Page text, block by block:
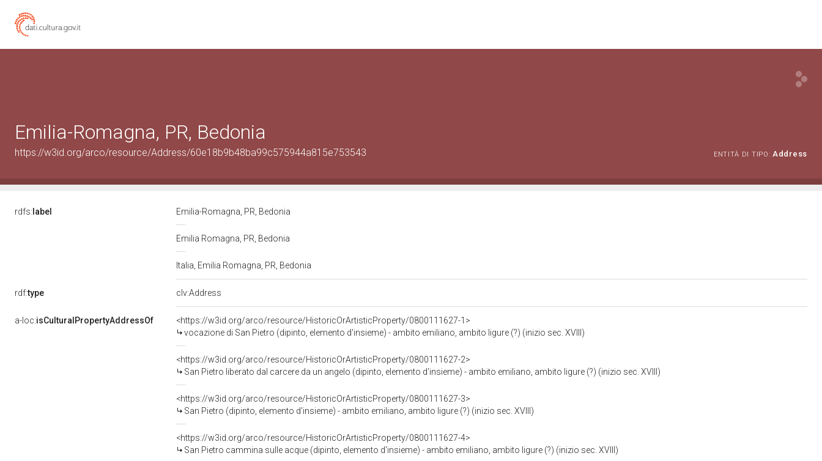
Emilia-Romagna, PR, Bedonia
https://w3id.org/arco/resource/Address/60e18b9b48ba99c575944a815e753543 ENTITÀ DI TIPO: Address
rdfs: label Emilia-Romagna, PR, Bedonia
Emilia Romagna, PR, Bedonia
Italia, Emilia Romagna, PR, Bedonia
rdf:type clv:Address
a-loc:isCulturalPropertyAddressOf
<https://w3id.org/arco/resource/HistoricOrArtisticProperty/0800111627-1>
vocazione di San Pietro (dipinto, elemento d'insieme) - ambito emiliano, ambito ligure (?) (inizio sec. XVIII)
<https://w3id.org/arco/resource/HistoricOrArtisticProperty/0800111627-2>
San Pietro liberato dal carcere da un angelo (dipinto, elemento d'insieme) - ambito emiliano, ambito ligure (?) (inizio sec. XVIII)
<https://w3id.org/arco/resource/HistoricOrArtisticProperty/0800111627-3>
San Pietro (dipinto, elemento d'insieme) - ambito emiliano, ambito ligure (?) (inizio sec. XVIII)
<https://w3id.org/arco/resource/HistoricOrArtisticProperty/0800111627-4>
San Pietro cammina sulle acque (dipinto, elemento d'insieme) - ambito emiliano, ambito ligure (?) (inizio sec. XVIII)